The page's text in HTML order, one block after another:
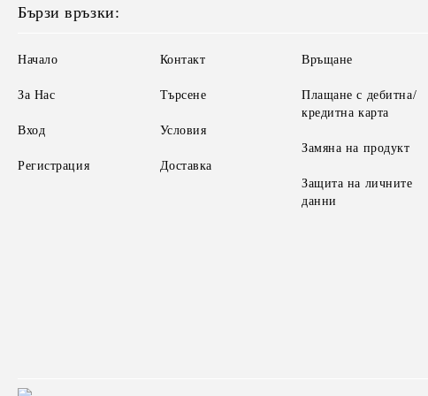
Бързи връзки:
Начало
За Нас
Вход
Регистрация
Контакт
Търсене
Условия
Доставка
Връщане
Плащане с дебитна/
кредитна карта
Замяна на продукт
Защита на личните
данни